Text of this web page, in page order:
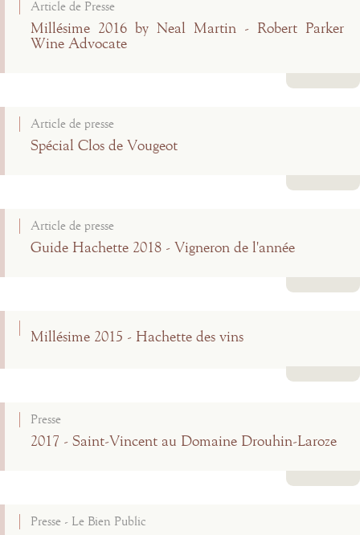
Article de Presse
Millésime 2016 by Neal Martin - Robert Parker
Wine Advocate
Article de presse
Spécial Clos de Vougeot
Article de presse
Guide Hachette 2018 - Vigneron de l'année
Millésime 2015 - Hachette des vins
Presse
2017 - Saint-Vincent au Domaine Drouhin-Laroze
Presse - Le Bien Public